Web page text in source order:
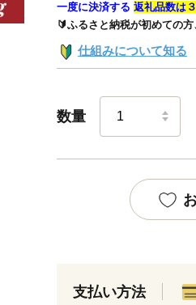
一度に決済する 返礼品数は
🔰ふるさと納税が初めての
仕組みについて知る
数量
支払い方法